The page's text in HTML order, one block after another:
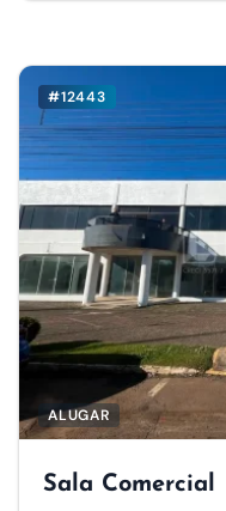
#12443
ALUGAR
Sala Comercial